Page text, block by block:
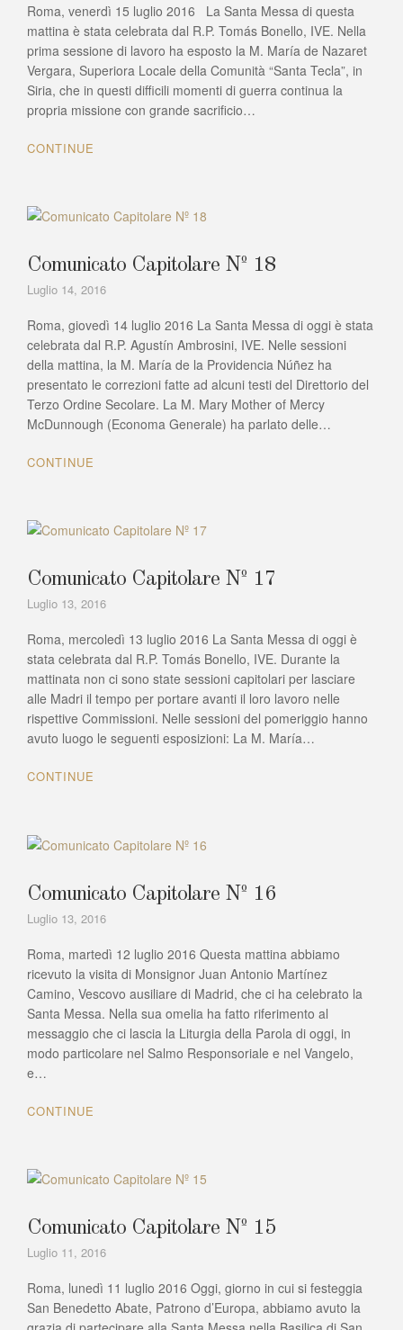
Roma, venerdì 15 luglio 2016 La Santa Messa di questa
mattina è stata celebrata dal R.P. Tomás Bonello, IVE. Nella
prima sessione di lavoro ha esposto la M. María de Nazaret
Vergara, Superiora Locale della Comunità “Santa Tecla”, in
Siria, che in questi difficili momenti di guerra continua la
propria missione con grande sacrificio…
CONTINUE
Comunicato Capitolare Nº 18
Luglio 14, 2016
Roma, giovedì 14 luglio 2016 La Santa Messa di oggi è stata
celebrata dal R.P. Agustín Ambrosini, IVE. Nelle sessioni
della mattina, la M. María de la Providencia Núñez ha
presentato le correzioni fatte ad alcuni testi del Direttorio del
Terzo Ordine Secolare. La M. Mary Mother of Mercy
McDunnough (Economa Generale) ha parlato delle…
CONTINUE
Comunicato Capitolare Nº 17
Luglio 13, 2016
Roma, mercoledì 13 luglio 2016 La Santa Messa di oggi è
stata celebrata dal R.P. Tomás Bonello, IVE. Durante la
mattinata non ci sono state sessioni capitolari per lasciare
alle Madri il tempo per portare avanti il loro lavoro nelle
rispettive Commissioni. Nelle sessioni del pomeriggio hanno
avuto luogo le seguenti esposizioni: La M. María…
CONTINUE
Comunicato Capitolare Nº 16
Luglio 13, 2016
Roma, martedì 12 luglio 2016 Questa mattina abbiamo
ricevuto la visita di Monsignor Juan Antonio Martínez
Camino, Vescovo ausiliare di Madrid, che ci ha celebrato la
Santa Messa. Nella sua omelia ha fatto riferimento al
messaggio che ci lascia la Liturgia della Parola di oggi, in
modo particolare nel Salmo Responsoriale e nel Vangelo,
e…
CONTINUE
Comunicato Capitolare Nº 15
Luglio 11, 2016
Roma, lunedì 11 luglio 2016 Oggi, giorno in cui si festeggia
San Benedetto Abate, Patrono d’Europa, abbiamo avuto la